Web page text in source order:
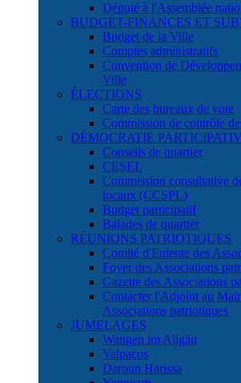
Député à l'Assemblée
BUDGET-FINANCES ET
Budget de la Ville
Comptes administratifs
Convention de
Ville
ÉLECTIONS
Carte des bureaux de vote
Commission de contrôle
DÉMOCRATIE
Conseils de quartier
CESEL
Commission consultative
locaux (CCSPL)
Budget participatif
Balades de quartier
RÉUNIONS PATRIOTIQUES
Comité d'Entente des
Foyer des Associations
Gazette des Associations
Contacter l'Adjoint au
Associations patriotiques
JUMELAGES
Wangen im Allgäu
Valpaços
Daroun Harissa